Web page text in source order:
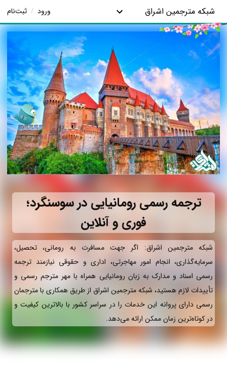
شبکه مترجمین اشراق ورود / ثبت‌نام
ترجمه رسمی رومانیایی در سوسنگرد؛
فوری و آنلاین
شبکه مترجمین اشراق: اگر جهت مسافرت به رومانی، تحصیل،
سرمایه‌گذاری، انجام امور مهاجرتی، اداری و حقوقی نیازمند ترجمه
رسمی اسناد و مدارک به زبان رومانیایی همراه با مهر مترجم رسمی و
تأییدات لازم هستید، شبکه مترجمین اشراق از طریق همکاری با مترجمان
رسمی دارای پروانه این خدمات را در سراسر کشور با بالاترین کیفیت و
در کوتاه‌ترین زمان ممکن ارائه می‌دهد.